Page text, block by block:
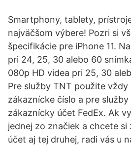
Smartphony, tablety,
najväčšom výbere! Pozri si
špecifikácie pre iPhone 11.
pri 24, 25, 30 alebo 60
080p HD videa pri 25, 30
Pre služby TNT použite vždy
zákaznícke číslo a pre služby
zákaznícky účet FedEx. Ak
jednej zo značiek a chcete
účet aj tej druhej, radi vás u